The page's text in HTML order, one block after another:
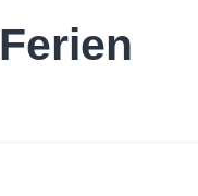
Ferien